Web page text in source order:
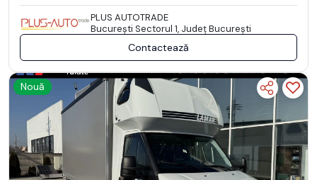
PLUS AUTOTRADE
Bucureşti Sectorul 1, Județ București
Contactează
Nouă